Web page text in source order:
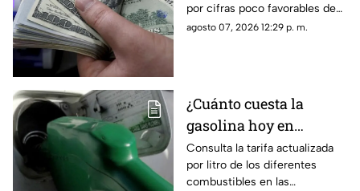
por cifras poco favorables de
empleo en el país vecino.
agosto 07, 2026 12:29 p. m.
¿Cuánto cuesta la
gasolina hoy en
Guerrero? Revisa los
precios
Consulta la tarifa actualizada
por litro de los diferentes
combustibles en las